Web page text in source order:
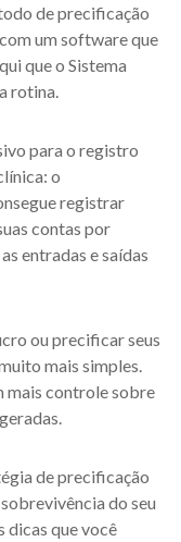
de precificação
um software que
que o Sistema
rotina.
para o registro
o
registrar
contas por
entradas e saídas
ou precificar seus
mais simples.
mais controle sobre
de precificação
do seu
dicas que você